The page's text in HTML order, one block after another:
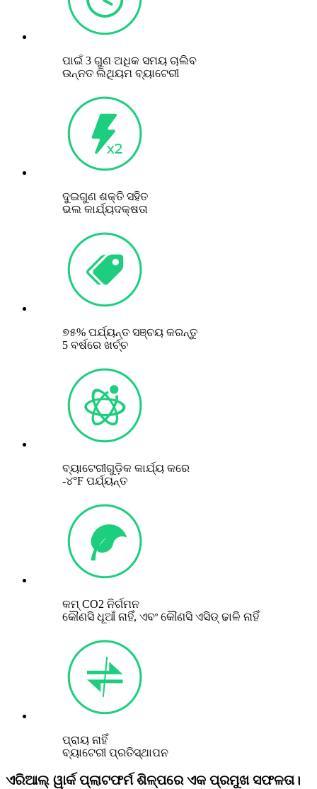
ପାଇଁ 3 ଗୁଣ ଅଧିକ ସମୟ ଚାଲିବ
ଉନ୍ନତ ଲିଥିୟମ ବ୍ୟାଟେରୀ
ଦୁଇଗୁଣ ଶକ୍ତି ସହିତ
ଭଲ କାର୍ଯ୍ୟଦକ୍ଷତା
୭୫% ପର୍ଯ୍ୟନ୍ତ ସଞ୍ଚୟ କରନ୍ତୁ
5 ବର୍ଷରେ ଖର୍ଚ୍ଚ
ବ୍ୟାଟେରୀଗୁଡ଼ିକ କାର୍ଯ୍ୟ କରେ
-୪°F ପର୍ଯ୍ୟନ୍ତ
କମ୍ CO2 ନିର୍ଗମନ
କୌଣସି ଧୂଆଁ ନାହିଁ, ଏବଂ କୌଣସି ଏସିଡ୍ ଢାଳି ନାହିଁ
ପ୍ରାୟ ନାହିଁ
ବ୍ୟାଟେରୀ ପ୍ରତିସ୍ଥାପନ
ଏରିଆଲ୍ ୱାର୍କ ପ୍ଲାଟଫର୍ମ ଶିଳ୍ପରେ ଏକ ପ୍ରମୁଖ ସଫଳତା।